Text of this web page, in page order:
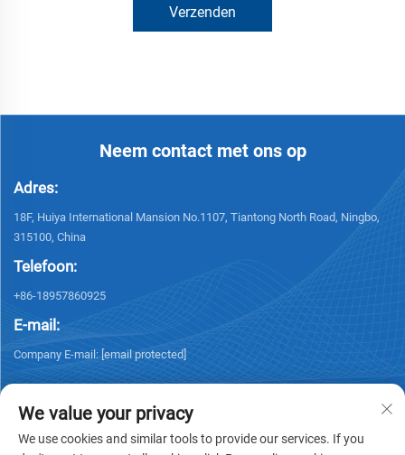
Verzenden
Neem contact met ons op
Adres:
18F, Huiya International Mansion No.1107, Tiantong North Road, Ningbo,
315100, China
Telefoon:
+86-18957860925
E-mail:
Company E-mail: [email protected]
We value your privacy
We use cookies and similar tools to provide our services. If you